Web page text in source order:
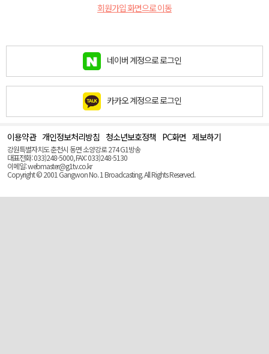
회원가입 화면으로 이동
네이버 계정으로 로그인
카카오 계정으로 로그인
이용약관 개인정보처리방침 청소년보호정책 PC화면 제보하기
강원특별자치도 춘천시 동면 소양강로 274 G1방송
대표전화: 033)248-5000, FAX: 033)248-5130
이메일: webmaster@g1tv.co.kr
Copyright © 2001 Gangwon No. 1 Broadcasting. All Rights Reserved.